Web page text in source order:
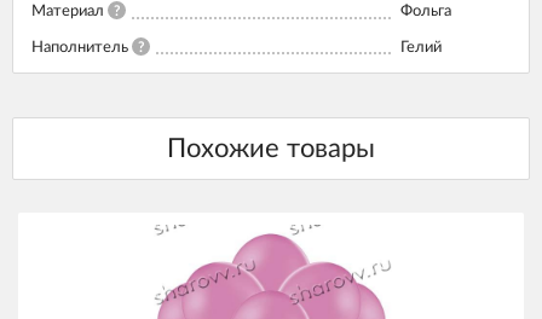
Материал ? Фольга
Наполнитель ? Гелий